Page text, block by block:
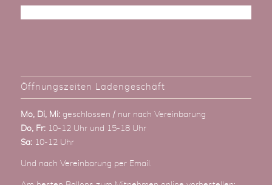
Öffnungszeiten Ladengeschäft
Mo, Di, Mi:geschlossen / nur nach Vereinbarung
Do, Fr:10-12 Uhr und 15-18 Uhr
Sa:10-12 Uhr
Und nach Vereinbarung per Email .